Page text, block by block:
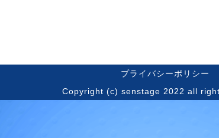
プライバシーポリシー
Copyright (c) senstage 2022 all